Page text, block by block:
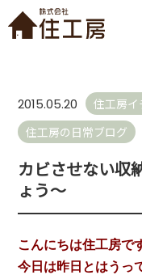
2015.05.20
住工房
住工房の日常ブログ
カビさせない収
ょう～
こんにちは住工房で
今日は昨日とはうっ